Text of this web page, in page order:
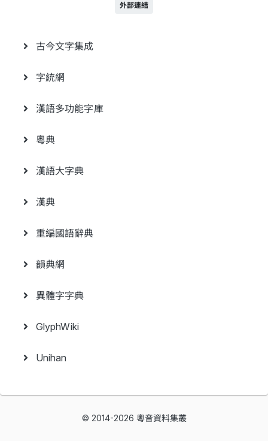
外部連結
古今文字集成
字統網
漢語多功能字庫
粵典
漢語大字典
漢典
重編國語辭典
韻典網
異體字字典
GlyphWiki
Unihan
© 2014-2026 粵音資料集叢